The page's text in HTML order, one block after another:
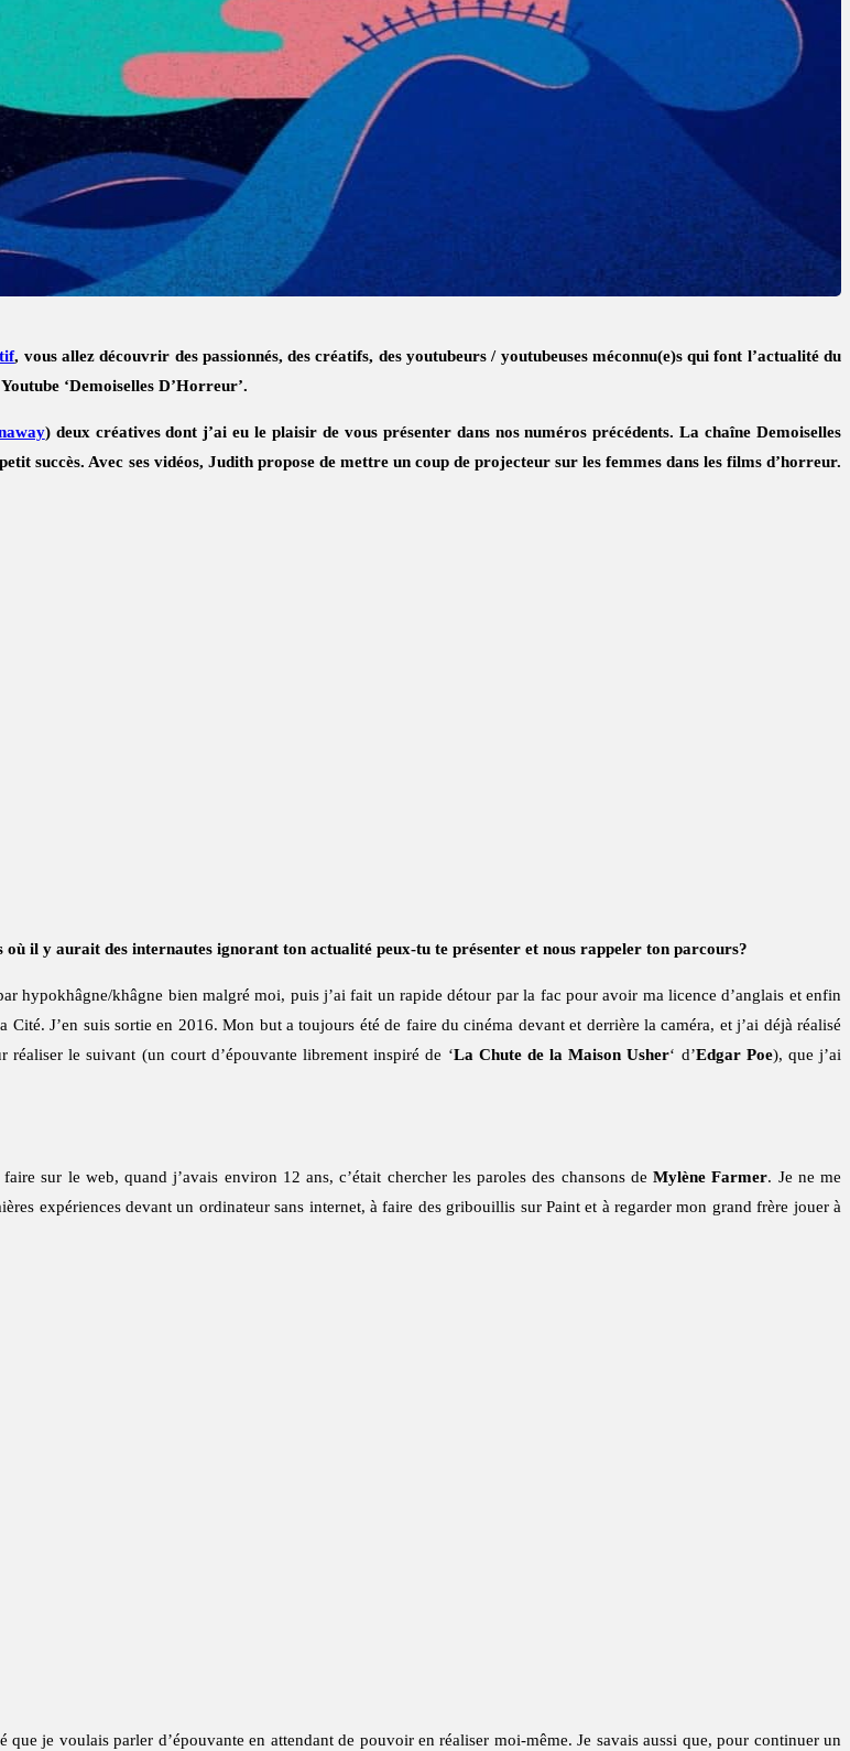
, vous allez découvrir des passionnés, des créatifs, des youtubeurs / youtubeuses méconnu(e)s qui font l’actualité du
‘Demoiselles D’Horreur’.
) deux créatives dont j’ai eu le plaisir de vous présenter dans nos numéros précédents. La chaîneDemoiselles
succès. Avec ses vidéos, Judith propose de mettre un coup de projecteur sur les femmes dans les films d’horreur.
il y aurait des internautes ignorant ton actualité peux-tu te présenter et nous rappeler ton parcours?
hypokhâgne/khâgne bien malgré moi, puis j’ai fait un rapide détour par la fac pour avoir ma licence d’anglais et enfin
J’en suis sortie en 2016. Mon but a toujours été de faire du cinéma devant et derrière la caméra, et j’ai déjà réalisé
réaliser le suivant (un court d’épouvante librement inspiré de ‘La Chute de la Maison Usher‘ d’Edgar Poe), que j’ai
sur le web, quand j’avais environ 12 ans, c’était chercher les paroles des chansons de Mylène Farmer. Je ne me
expériences devant un ordinateur sans internet, à faire des gribouillis sur Paint et à regarder mon grand frère jouer à
je voulais parler d’épouvante en attendant de pouvoir en réaliser moi-même. Je savais aussi que, pour continuer un